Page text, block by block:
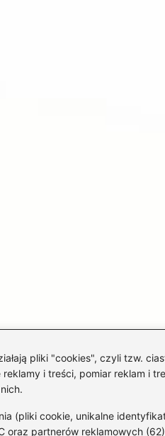
pliki "cookies", czyli tzw.
i treści, pomiar reklam i
(pliki cookie, unikalne
oraz partnerów reklamowych